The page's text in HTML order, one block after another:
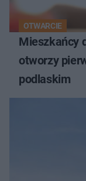
OTWARCIE
Mieszkańcy
otworzy
podlaskim